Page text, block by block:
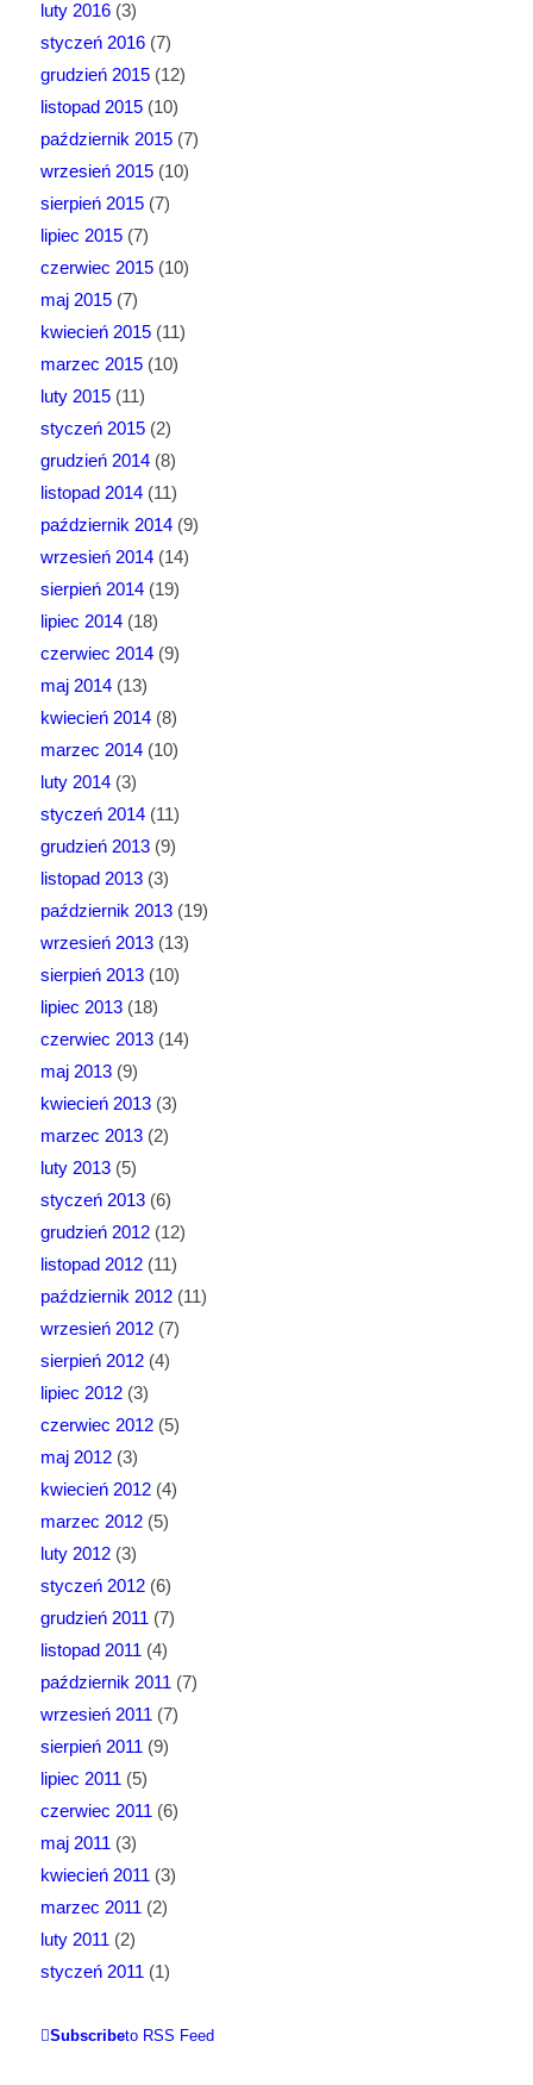
luty 2016(3)
styczeń 2016(7)
grudzień 2015(12)
listopad 2015(10)
październik 2015(7)
wrzesień 2015(10)
sierpień 2015(7)
lipiec 2015(7)
czerwiec 2015(10)
maj 2015(7)
kwiecień 2015(11)
marzec 2015(10)
luty 2015(11)
styczeń 2015(2)
grudzień 2014(8)
listopad 2014(11)
październik 2014(9)
wrzesień 2014(14)
sierpień 2014(19)
lipiec 2014(18)
czerwiec 2014(9)
maj 2014(13)
kwiecień 2014(8)
marzec 2014(10)
luty 2014(3)
styczeń 2014(11)
grudzień 2013(9)
listopad 2013(3)
październik 2013(19)
wrzesień 2013(13)
sierpień 2013(10)
lipiec 2013(18)
czerwiec 2013(14)
maj 2013(9)
kwiecień 2013(3)
marzec 2013(2)
luty 2013(5)
styczeń 2013(6)
grudzień 2012(12)
listopad 2012(11)
październik 2012(11)
wrzesień 2012(7)
sierpień 2012(4)
lipiec 2012(3)
czerwiec 2012(5)
maj 2012(3)
kwiecień 2012(4)
marzec 2012(5)
luty 2012(3)
styczeń 2012(6)
grudzień 2011(7)
listopad 2011(4)
październik 2011(7)
wrzesień 2011(7)
sierpień 2011(9)
lipiec 2011(5)
czerwiec 2011(6)
maj 2011(3)
kwiecień 2011(3)
marzec 2011(2)
luty 2011(2)
styczeń 2011(1)
Subscribeto RSS Feed